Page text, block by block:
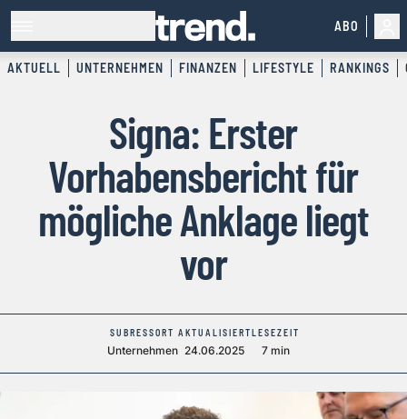
ABO
AKTUELL UNTERNEHMEN FINANZEN LIFESTYLE RANKINGS
Signa: Erster
Vorhabensbericht für
mögliche Anklage liegt
vor
SUBRESSORT
Unternehmen
AKTUALISIERT
24.06.2025
LESEZEIT
7 min